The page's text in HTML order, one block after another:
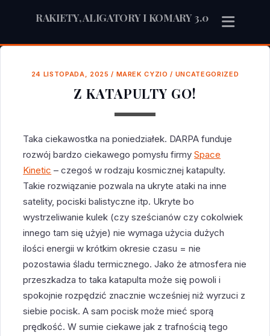
RAKIETY, ALIGATORY I KOMARY 3.0
24 LISTOPADA, 2025 / MAREK CYZIO / UNCATEGORIZED
Z KATAPULTY GO!
Taka ciekawostka na poniedziałek. DARPA funduje
rozwój bardzo ciekawego pomysłu firmySpace
Kinetic – czegoś w rodzaju kosmicznej katapulty.
Takie rozwiązanie pozwala na ukryte ataki na inne
satelity, pociski balistyczne itp. Ukryte bo
wystrzeliwanie kulek (czy sześcianów czy cokolwiek
innego tam się użyje) nie wymaga użycia dużych
ilości energii w krótkim okresie czasu = nie
pozostawia śladu termicznego. Jako że atmosfera nie
przeszkadza to taka katapulta może się powoli i
spokojnie rozpędzić znacznie wcześniej niż wyrzuci z
siebie pocisk. A sam pocisk może mieć sporą
prędkość. W sumie ciekawe jak z trafnością tego